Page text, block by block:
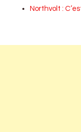
Northvolt :